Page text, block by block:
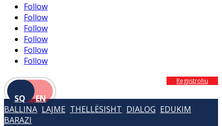
Follow
Follow
Follow
Follow
Follow
Follow
SQ EN
Regjistrohu
BALLINA LAJME THELLËSISHT DIALOG EDUKIM
BARAZI